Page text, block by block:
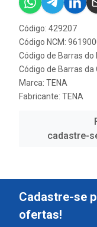
Código: 429207
Código NCM:
Código de Barras
Código de Barras da
Marca: TENA
Fabricante: TENA
cadastre-
Cadastre-se
ofertas!